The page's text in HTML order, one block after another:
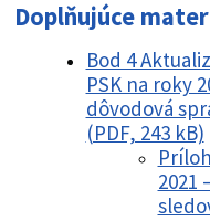
Doplňujúce
Bod 4
PSK na roky
dôvodová
(PDF, 243 kB)
2021